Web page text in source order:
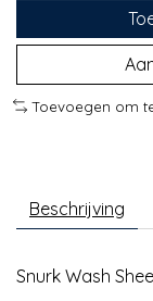
Toevoegen om
Beschrijving
Snurk Wash